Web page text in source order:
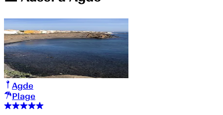
Agde
Plage